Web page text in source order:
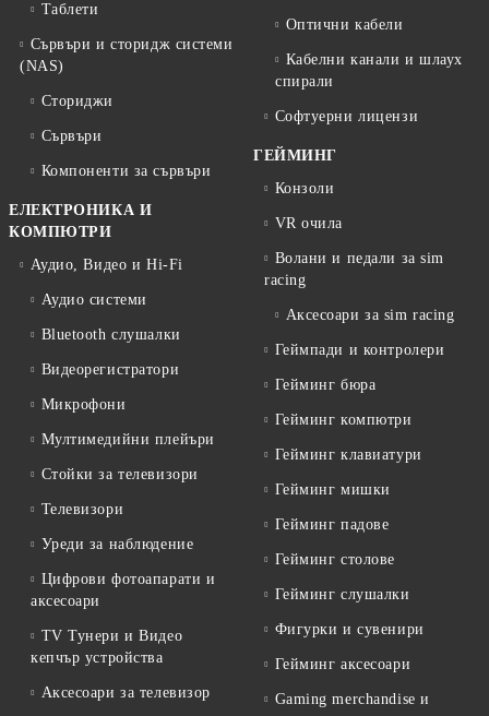
Таблети
Сървъри и сторидж системи
(NAS)
Сториджи
Сървъри
Компоненти за сървъри
ЕЛЕКТРОНИКА И
КОМПЮТРИ
Аудио, Видео и Hi-Fi
Аудио системи
Bluetooth слушалки
Видеорегистратори
Микрофони
Мултимедийни плейъри
Стойки за телевизори
Телевизори
Уреди за наблюдение
Цифрови фотоапарати и
аксесоари
TV Тунери и Видео
кепчър устройства
Аксесоари за телевизор
Оптични кабели
Кабелни канали и шлаух
спирали
Софтуерни лицензи
ГЕЙМИНГ
Конзоли
VR очила
Волани и педали за sim
racing
Аксесоари за sim racing
Геймпади и контролери
Гейминг бюра
Гейминг компютри
Гейминг клавиатури
Гейминг мишки
Гейминг падове
Гейминг столове
Гейминг слушалки
Фигурки и сувенири
Гейминг аксесоари
Gaming merchandise и